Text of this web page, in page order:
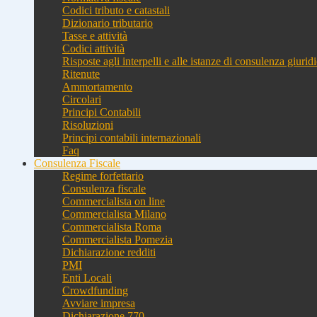
Codici tributo e catastali
Dizionario tributario
Tasse e attività
Codici attività
Risposte agli interpelli e alle istanze di consulenza
Ritenute
Ammortamento
Circolari
Principi Contabili
Risoluzioni
Principi contabili internazionali
Faq
Consulenza Fiscale
Regime forfettario
Consulenza fiscale
Commercialista on line
Commercialista Milano
Commercialista Roma
Commercialista Pomezia
Dichiarazione redditi
PMI
Enti Locali
Crowdfunding
Avviare impresa